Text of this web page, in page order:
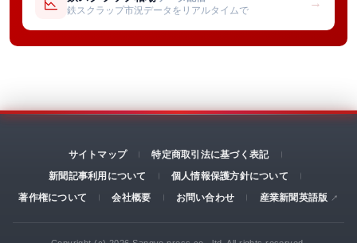
鉄スクラップ市況データをリアルタイムで
→
サイトマップ
特定商取引法に基づく表記
新聞記事利用について
個人情報保護方針について
著作権について
会社概要 お問い合わせ 産業新聞英語版